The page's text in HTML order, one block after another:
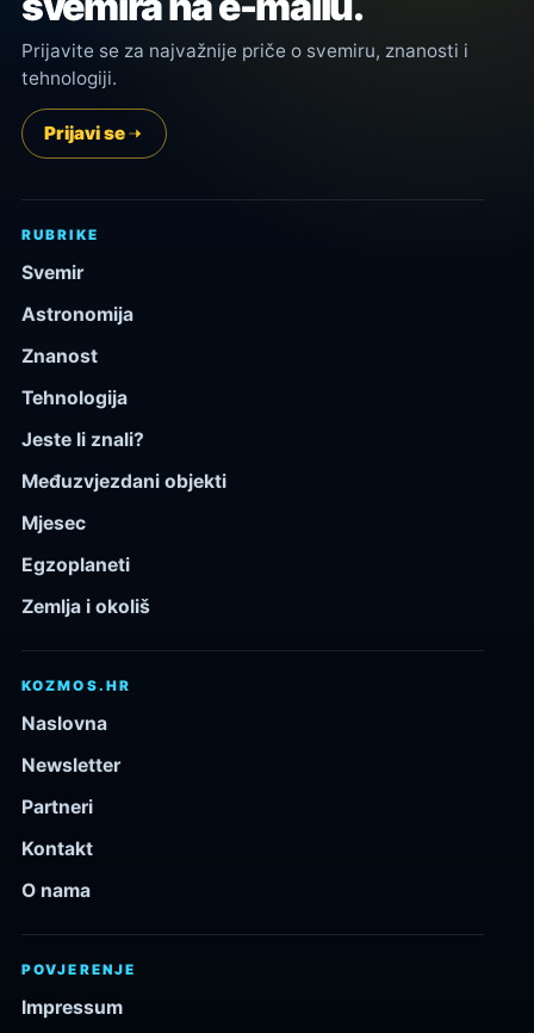
Prijavite se za najvažnije priče o svemiru, znanosti i
tehnologiji.
Prijavi se
RUBRIKE
Svemir
Astronomija
Znanost
Tehnologija
Jeste li znali?
Međuzvjezdani objekti
Mjesec
Egzoplaneti
Zemlja i okoliš
KOZMOS.HR
Naslovna
Newsletter
Partneri
Kontakt
O nama
POVJERENJE
Impressum